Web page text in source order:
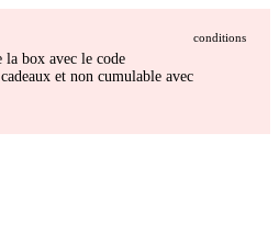
conditions
la box avec le code
et non cumulable avec